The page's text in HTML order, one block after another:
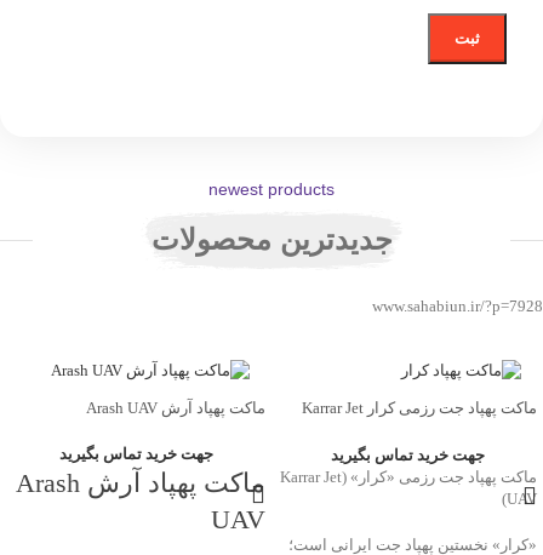
newest products
جدیدترین محصولات
www.sahabiun.ir/?p=7928
ماکت پهپاد جت رزمی کرار Karrar Jet
جهت خرید تماس بگیرید
ماکت پهپاد جت رزمی «کرار» (Karrar Jet
UAV)
«کرار» نخستین پهپاد جت ایرانی است؛
ماکت پهپاد آرش Arash UAV
جهت خرید تماس بگیرید
ماکت پهپاد آرش Arash
UAV